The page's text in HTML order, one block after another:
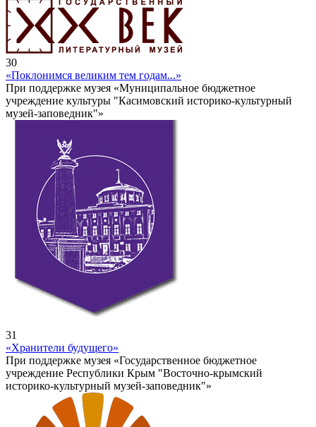
30
«Поклонимся великим тем годам...»
При поддержке музея «Муниципальное бюджетное
учреждение культуры "Касимовский историко-культурный
музей-заповедник"»
31
«Хранители будущего»
При поддержке музея «Государственное бюджетное
учреждение Республики Крым "Восточно-крымский
историко-культурный музей-заповедник"»